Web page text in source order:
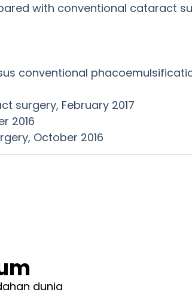
with conventional cataract
conventional
surgery, February 2017
2016
October 2016
dunia